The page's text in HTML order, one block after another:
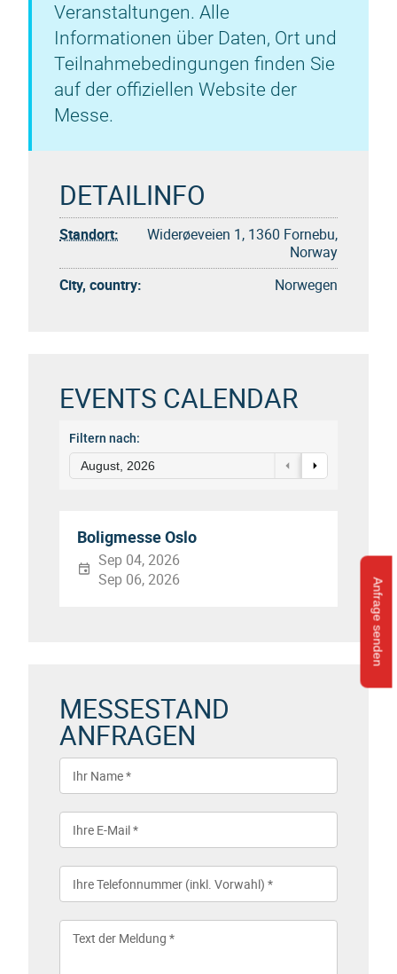
Anfrage senden
Veranstaltungen. Alle
Informationen über Daten, Ort und
Teilnahmebedingungen finden Sie
auf der offiziellen Website der
Messe.
DETAILINFO
Standort:
Widerøeveien 1, 1360 Fornebu,
Norway
City, country:
Norwegen
EVENTS CALENDAR
Filtern nach:
August, 2026
Boligmesse Oslo
Sep 04, 2026
Sep 06, 2026
MESSESTAND
ANFRAGEN